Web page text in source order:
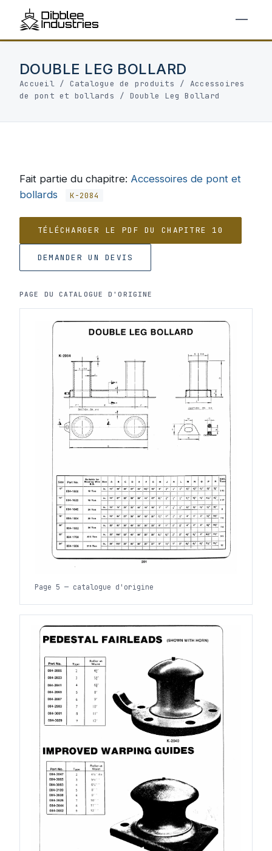
DOUBLE LEG BOLLARD
Accueil/ Catalogue de produits / Accessoires
de pont et bollards
/ Double Leg Bollard
Fait partie du chapitre: Accessoires de pont et
bollards
K-2084
TÉLÉCHARGER LE PDF DU CHAPITRE 10
DEMANDER UN DEVIS
PAGE DU CATALOGUE D'ORIGINE
Page 5 — catalogue d'origine